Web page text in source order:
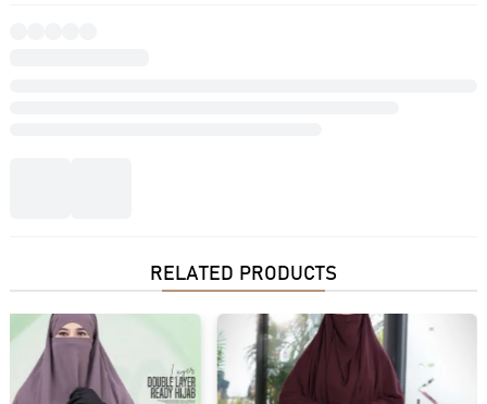
RELATED PRODUCTS